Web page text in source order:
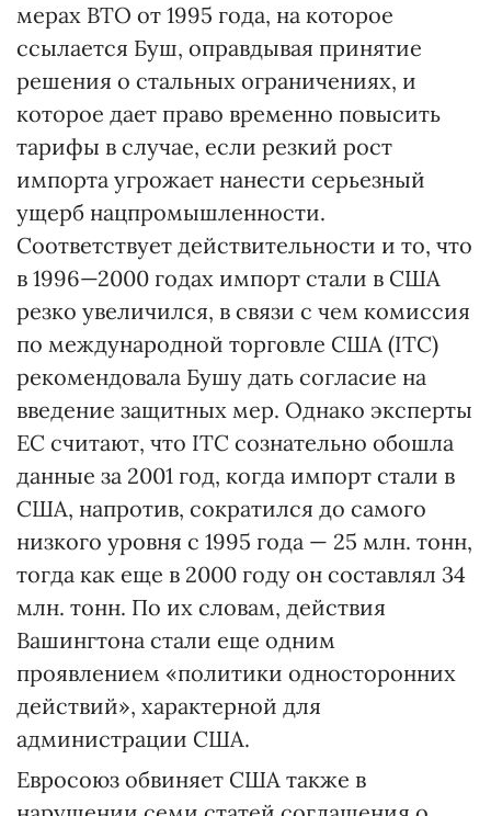
мерах ВТО от 1995 года, на которое
ссылается Буш, оправдывая принятие
решения о стальных ограничениях, и
которое дает право временно повысить
тарифы в случае, если резкий рост
импорта угрожает нанести серьезный
ущерб нацпромышленности.
Соответствует действительности и то, что
в 1996—2000 годах импорт стали в США
резко увеличился, в связи с чем комиссия
по международной торговле США (ITC)
рекомендовала Бушу дать согласие на
введение защитных мер. Однако эксперты
ЕС считают, что ITC сознательно обошла
данные за 2001 год, когда импорт стали в
США, напротив, сократился до самого
низкого уровня с 1995 года — 25 млн. тонн,
тогда как еще в 2000 году он составлял 34
млн. тонн. По их словам, действия
Вашингтона стали еще одним
проявлением «политики односторонних
действий», характерной для
администрации США.
Евросоюз обвиняет США также в